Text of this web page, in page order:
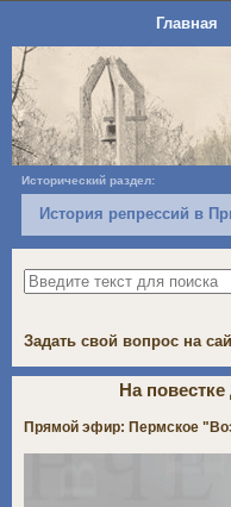
Главная
Исторический раздел:
История репрессий в
Задать свой вопрос на
На повестке
Прямой эфир: Пермское